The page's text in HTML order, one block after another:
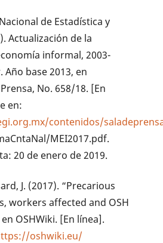
de Estadística y
Actualización de la
informal, 2003-
Año base 2013, en
No. 658/18. [En
en:
contenidos/
MEI2017.pdf.
20 de enero de 2019.
J. (2017). “Precarious
workers affected and OSH
OSHWiki. [En línea].
oshwiki.eu/